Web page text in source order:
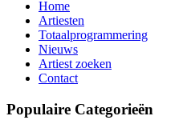
Home
Artiesten
Totaalprogrammering
Nieuws
Artiest zoeken
Contact
Populaire Categorieën